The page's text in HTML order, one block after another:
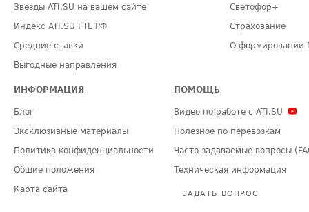
Звезды ATI.SU на вашем сайте
Индекс ATI.SU FTL РФ
Средние ставки
Выгодные направления
Светофор+
Страхование
О формировании
ИНФОРМАЦИЯ
Блог
Эксклюзивные материалы
Политика конфиденциальности
Общие положения
Карта сайта
ПОМОЩЬ
Видео по работе с ATI.SU
Полезное по перевозкам
Часто задаваемые вопросы
Техническая информация
ЗАДАТЬ ВОПРОС